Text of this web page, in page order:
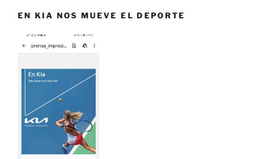
EN KIA NOS MUEVE EL DEPORTE